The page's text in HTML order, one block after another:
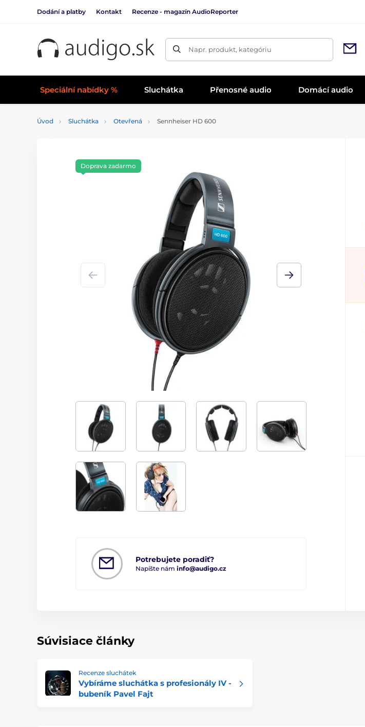
Dodání a platby Kontakt Recenze - magazín AudioReporter
Napr. produkt, kategóriu
Speciální nabídky % Sluchátka Přenosné audio Domácí audio
Úvod Sluchátka Otevřená Sennheiser HD 600
Potrebujete poradiť?
Napíšte nám info@audigo.cz
Doprava zadarmo
Súvisiace články
Recenze sluchátek
Vybíráme sluchátka s profesionály IV -
bubeník Pavel Fajt